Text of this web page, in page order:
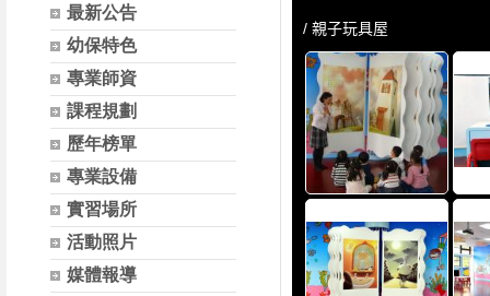
最新公告
幼保特色
專業師資
課程規劃
歷年榜單
專業設備
實習場所
活動照片
媒體報導